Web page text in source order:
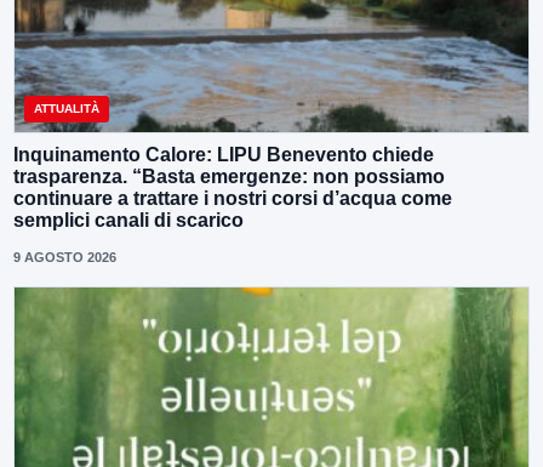
ATTUALITÀ
Inquinamento Calore: LIPU Benevento chiede
trasparenza. “Basta emergenze: non possiamo
continuare a trattare i nostri corsi d’acqua come
semplici canali di scarico
9 AGOSTO 2026